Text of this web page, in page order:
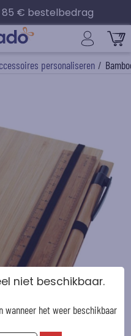
€ bestelbedrag
personaliseren /
niet beschikbaar.
wanneer het weer beschikbaar